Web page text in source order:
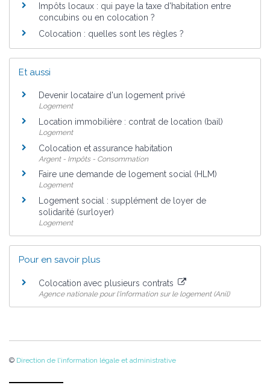
Impôts locaux : qui paye la taxe d'habitation entre
concubins ou en colocation ?
Colocation : quelles sont les règles ?
Et aussi
Devenir locataire d'un logement privé
Logement
Location immobilière : contrat de location (bail)
Logement
Colocation et assurance habitation
Argent - Impôts - Consommation
Faire une demande de logement social (HLM)
Logement
Logement social : supplément de loyer de
solidarité (surloyer)
Logement
Pour en savoir plus
Colocation avec plusieurs contrats
Agence nationale pour l'information sur le logement (Anil)
© Direction de l'information légale et administrative